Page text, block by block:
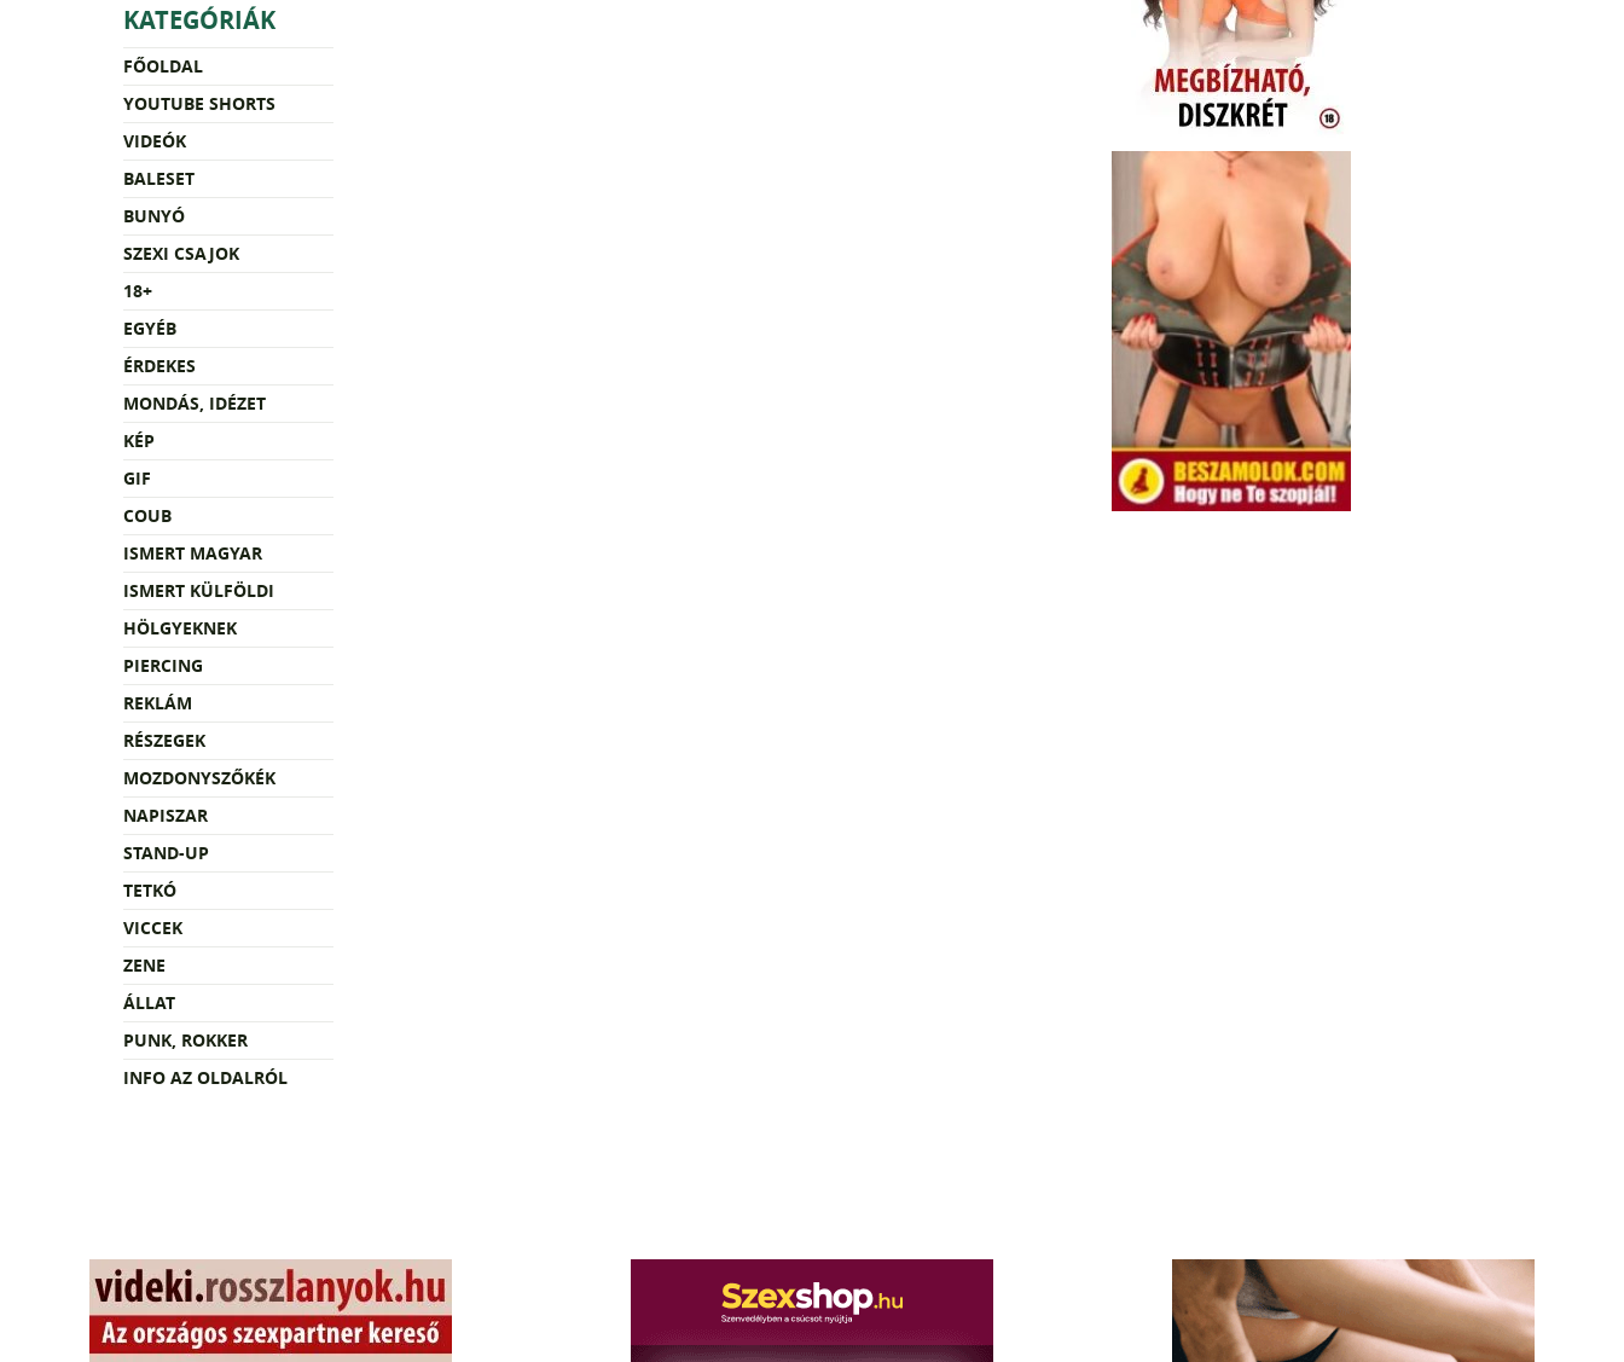
KATEGÓRIÁK
FŐOLDAL
YOUTUBE SHORTS
VIDEÓK
BALESET
BUNYÓ
SZEXI CSAJOK
18+
EGYÉB
ÉRDEKES
MONDÁS, IDÉZET
KÉP
GIF
COUB
ISMERT MAGYAR
ISMERT KÜLFÖLDI
HÖLGYEKNEK
PIERCING
REKLÁM
RÉSZEGEK
MOZDONYSZŐKÉK
NAPISZAR
STAND-UP
TETKÓ
VICCEK
ZENE
ÁLLAT
PUNK, ROKKER
INFO AZ OLDALRÓL